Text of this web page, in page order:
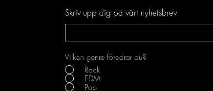
Skriv upp dig på vårt nyhetsbrev
Vilken genre föredrar du?
Rock
EDM
Pop